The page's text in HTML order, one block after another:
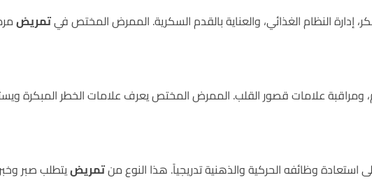
النظام الغذائي، والعناية بالقدم السكرية. الممرض المختص فيتمريض
علامات قصور القلب. الممرض المختص يعرف علامات الخطر المبكرة
وظائفه الحركية والذهنية تدريجياً. هذا النوع منتمريضيتطلب صبر